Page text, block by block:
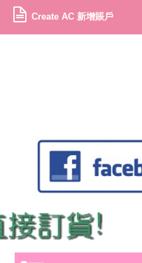
Create AC 新增賬戶